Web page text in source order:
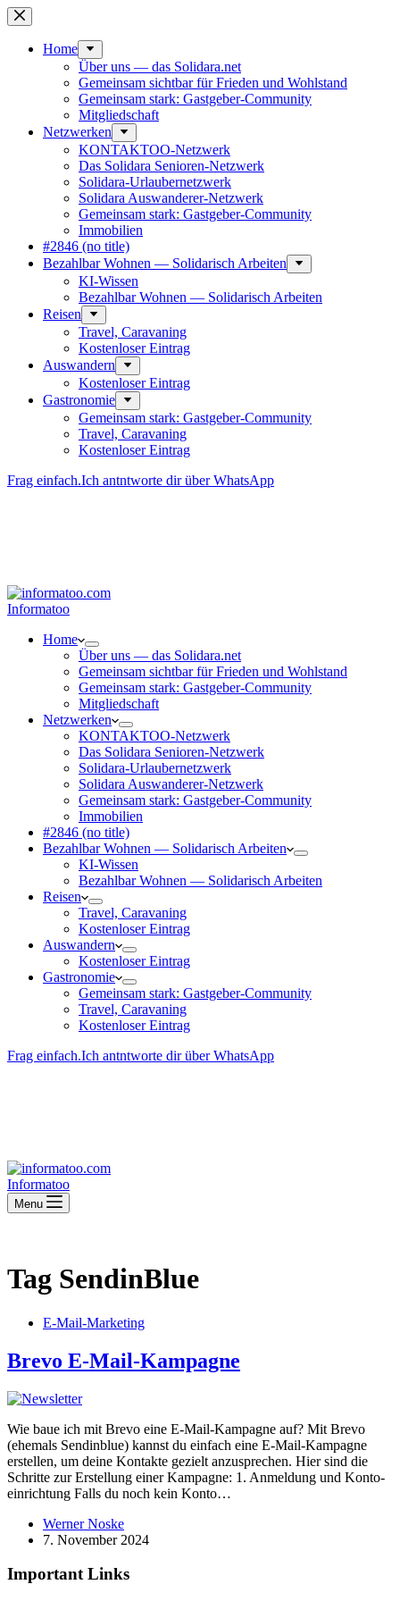
Skip
to
contentHome
Über uns — das Solidara.net
Gemeinsam sichtbar für Frieden und Wohlstand
Gemeinsam stark: Gastgeber-Community
Mitglied­schaft
Netzwerken
KONTAKTOO-Netzwerk
Das Solidara Senioren-Netzwerk
Solidara-Urlau­­ber­­netzwerk
Solidara Auswan­­derer-Netzwerk
Gemeinsam stark: Gastgeber-Community
Immobilien
#2846 (no title)
Bezahlbar Wohnen — Solida­risch Arbeiten
KI-Wissen
Bezahlbar Wohnen — Solida­risch Arbeiten
Reisen
Travel, Caravaning
Kosten­loser Eintrag
Auswandern
Kosten­loser Eintrag
Gastro­nomie
Gemeinsam stark: Gastgeber-Community
Travel, Caravaning
Kosten­loser Eintrag
Frag einfach.Ich antntworte dir über WhatsApp
Informatoo
Home
Über uns — das Solidara.net
Gemeinsam sichtbar für Frieden und Wohlstand
Gemeinsam stark: Gastgeber-Community
Mitglied­schaft
Netzwerken
KONTAKTOO-Netzwerk
Das Solidara Senioren-Netzwerk
Solidara-Urlau­­ber­­netzwerk
Solidara Auswan­­derer-Netzwerk
Gemeinsam stark: Gastgeber-Community
Immobilien
#2846 (no title)
Bezahlbar Wohnen — Solida­risch Arbeiten
KI-Wissen
Bezahlbar Wohnen — Solida­risch Arbeiten
Reisen
Travel, Caravaning
Kosten­loser Eintrag
Auswandern
Kosten­loser Eintrag
Gastro­nomie
Gemeinsam stark: Gastgeber-Community
Travel, Caravaning
Kosten­loser Eintrag
Frag einfach.Ich antntworte dir über WhatsApp
Informatoo
Menu
Tag SendinBlue
E-Mail-Marketing
Brevo E‑Mail-Kampagne
Wie baue ich mit Brevo eine E‑Mail-Kampagne auf? Mit Brevo
(ehemals Sendinblue) kannst du einfach eine E‑Mail-Kampagne
erstellen, um deine Kontakte gezielt anzusprechen. Hier sind die
Schritte zur Erstellung einer Kampagne: 1. Anmeldung und Konto­
ein­richtung Falls du noch kein Konto…
Werner Noske
7. November 2024
Important Links